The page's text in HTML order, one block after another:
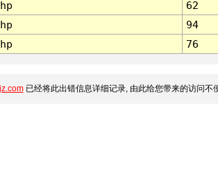
62
94
76
已经将此出错信息详细记录, 由此给您带来的访问不